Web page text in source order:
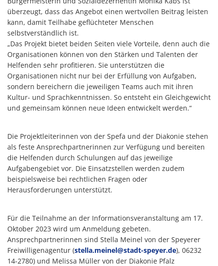
überzeugt, dass das Angebot einen wertvollen Beitrag leisten
kann, damit Teilhabe geflüchteter Menschen
selbstverständlich ist.
„Das Projekt bietet beiden Seiten viele Vorteile, denn auch die
Organisationen können von den Stärken und Talenten der
Helfenden sehr profitieren. Sie unterstützen die
Organisationen nicht nur bei der Erfüllung von Aufgaben,
sondern bereichern die jeweiligen Teams auch mit ihren
Kultur- und Sprachkenntnissen. So entsteht ein Gleichgewicht
und gemeinsam können neue Ideen entwickelt werden.“
Die Projektleiterinnen von der Spefa und der Diakonie stehen
als feste Ansprechpartnerinnen zur Verfügung und bereiten
die Helfenden durch Schulungen auf das jeweilige
Aufgabengebiet vor. Die Einsatzstellen werden zudem
beispielsweise bei rechtlichen Fragen oder
Herausforderungen unterstützt.
Für die Teilnahme an der Informationsveranstaltung am 17.
Oktober 2023 wird um Anmeldung gebeten.
Ansprechpartnerinnen sind Stella Meinel von der Speyerer
Freiwilligenagentur (stella.meinel@stadt-speyer.de), 06232
14-2780) und Melissa Müller von der Diakonie Pfalz